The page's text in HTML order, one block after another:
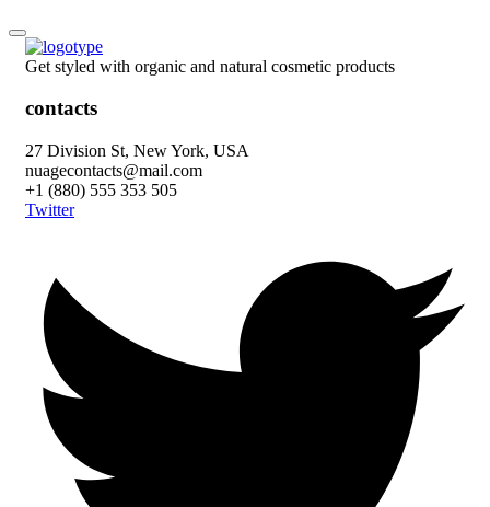
Get styled with organic and natural cosmetic products
contacts
27 Division St, New York, USA
nuagecontacts@mail.com
+1 (880) 555 353 505
Twitter